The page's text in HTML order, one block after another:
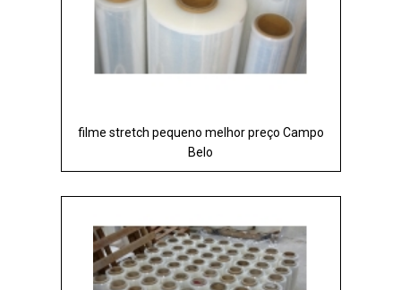
filme stretch pequeno melhor preço Campo
Belo